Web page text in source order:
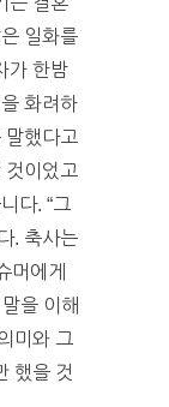
일화를
가 한밤
화려하
말했다고
것이었고
다. “그
. 축사는
머에게
을 이해
미와 그
했을 것